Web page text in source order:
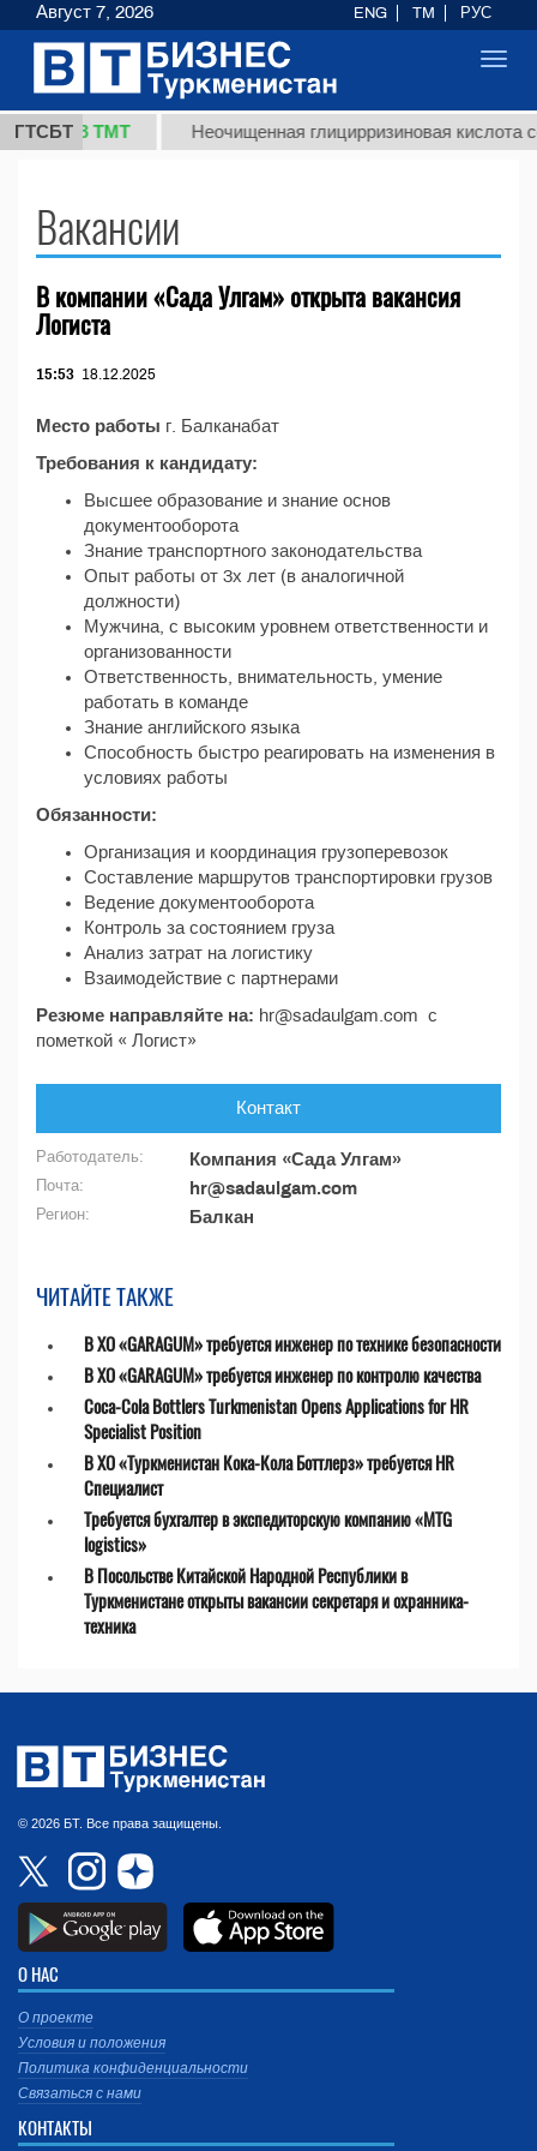
ГТСБТ
37,8 ТМТ Неочищенная глицирризиновая кислота
Вакансии
В компании «Сада Улгам» открыта вакансия
Логиста
15:53 18.12.2025
Место работы г. Балканабат
Требования к кандидату:
Высшее образование и знание основ
документооборота
Знание транспортного законодательства
Опыт работы от 3х лет (в аналогичной
должности)
Мужчина, с высоким уровнем ответственности и
организованности
Ответственность, внимательность, умение
работать в команде
Знание английского языка
Способность быстро реагировать на изменения в
условиях работы
Обязанности:
Организация и координация грузоперевозок
Составление маршрутов транспортировки грузов
Ведение документооборота
Контроль за состоянием груза
Анализ затрат на логистику
Взаимодействие с партнерами
Резюме направляйте на: hr@sadaulgam.com с
пометкой « Логист»
Контакт
Работодатель: Компания «Сада Улгам»
Почта: hr@sadaulgam.com
Регион: Балкан
ЧИТАЙТЕ ТАКЖЕ
В ХО «GARAGUM» требуется инженер по технике безопасности
В ХО «GARAGUM» требуется инженер по контролю качества
Coca-Cola Bottlers Turkmenistan Opens Applications for HR
Specialist Position
В ХО «Туркменистан Кока-Кола Боттлерз» требуется HR
Специалист
Требуется бухгалтер в экспедиторскую компанию «MTG
logistics»
В Посольстве Китайской Народной Республики в
Туркменистане открыты вакансии секретаря и охранника-
техника
© 2026 БТ. Все права защищены.
О НАС
О проекте
Условия и положения
Политика конфиденциальности
Связаться с нами
КОНТАКТЫ
Август 7, 2026 ENG TM РУС